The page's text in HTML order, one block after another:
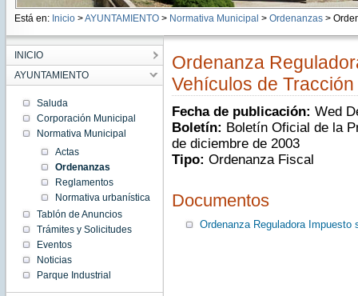
Está en: Inicio >AYUNTAMIENTO> Normativa Municipal > Ordenanzas>
INICIO
AYUNTAMIENTO
Saluda
Corporación Municipal
Normativa Municipal
Actas
Ordenanzas
Reglamentos
Normativa urbanística
Tablón de Anuncios
Trámites y Solicitudes
Eventos
Noticias
Parque Industrial
Ordenanza
Vehículos de
Fecha de publicación: Wed
Boletín: Boletín Oficial de la
de diciembre de 2003
Tipo: Ordenanza Fiscal
Documentos
Ordenanza Reguladora